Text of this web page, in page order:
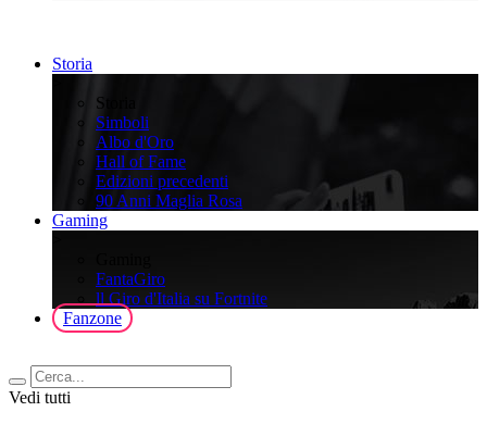
Storia
Storia
Simboli
Albo d'Oro
Hall of Fame
Edizioni precedenti
90 Anni Maglia Rosa
Gaming
FantaGiro
ll Giro d'Italia su Fortnite
Fanzone
Vedi tutti